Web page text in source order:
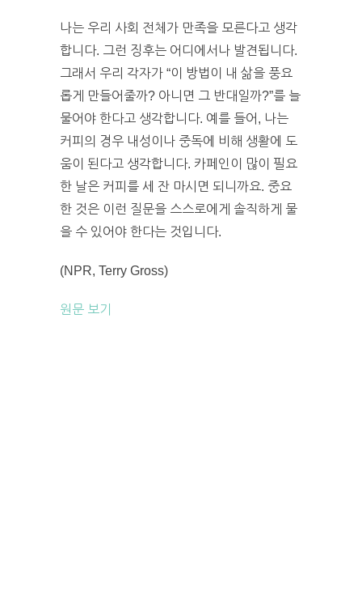
나는 우리 사회 전체가 만족을 모른다고 생각
합니다. 그런 징후는 어디에서나 발견됩니다.
그래서 우리 각자가 “이 방법이 내 삶을 풍요
롭게 만들어줄까? 아니면 그 반대일까?”를 늘
물어야 한다고 생각합니다. 예를 들어, 나는
커피의 경우 내성이나 중독에 비해 생활에 도
움이 된다고 생각합니다. 카페인이 많이 필요
한 날은 커피를 세 잔 마시면 되니까요. 중요
한 것은 이런 질문을 스스로에게 솔직하게 물
을 수 있어야 한다는 것입니다.
(NPR, Terry Gross)
원문 보기